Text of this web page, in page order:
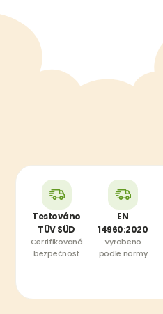
Testováno
TÜV SÜD
Certifikovaná
bezpečnost
EN
14960:2020
Vyrobeno
podle normy